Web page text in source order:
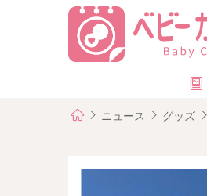
ニュース グッズ